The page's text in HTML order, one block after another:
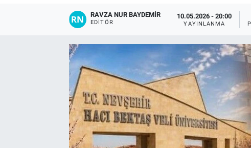
RAVZA NUR BAYDEMIR
EDITÖR
10.05.2026 - 20:00
YAYINLANMA
Kültür - Sanat
VEFATLAR